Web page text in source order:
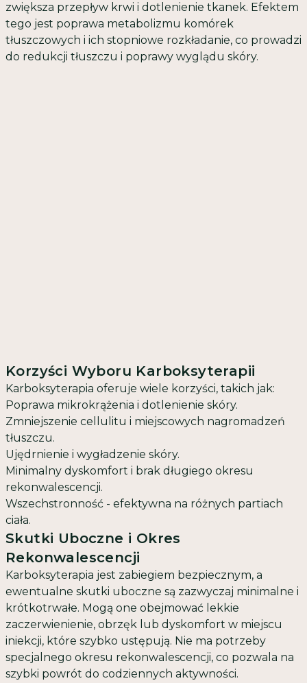
zwiększa przepływ krwi i dotlenienie tkanek. Efektem
tego jest poprawa metabolizmu komórek
tłuszczowych i ich stopniowe rozkładanie, co prowadzi
do redukcji tłuszczu i poprawy wyglądu skóry.
Korzyści Wyboru Karboksyterapii
Karboksyterapia oferuje wiele korzyści, takich jak:
Poprawa mikrokrążenia i dotlenienie skóry.
Zmniejszenie cellulitu i miejscowych nagromadzeń
tłuszczu.
Ujędrnienie i wygładzenie skóry.
Minimalny dyskomfort i brak długiego okresu
rekonwalescencji.
Wszechstronność - efektywna na różnych partiach
ciała.
Skutki Uboczne i Okres
Rekonwalescencji
Karboksyterapia jest zabiegiem bezpiecznym, a
ewentualne skutki uboczne są zazwyczaj minimalne i
krótkotrwałe. Mogą one obejmować lekkie
zaczerwienienie, obrzęk lub dyskomfort w miejscu
iniekcji, które szybko ustępują. Nie ma potrzeby
specjalnego okresu rekonwalescencji, co pozwala na
szybki powrót do codziennych aktywności.